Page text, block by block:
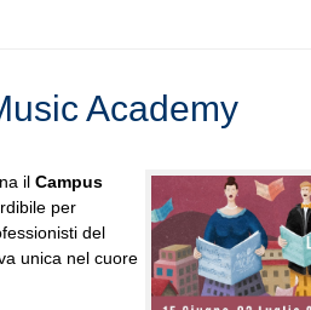
Academy
il Campus
per
del
unica nel cuore